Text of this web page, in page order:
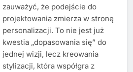
zauważyć, że podejście do
projektowania zmierza w stronę
personalizacji. To nie jest już
kwestia „dopasowania się” do
jednej wizji, lecz kreowania
stylizacji, która współgra z